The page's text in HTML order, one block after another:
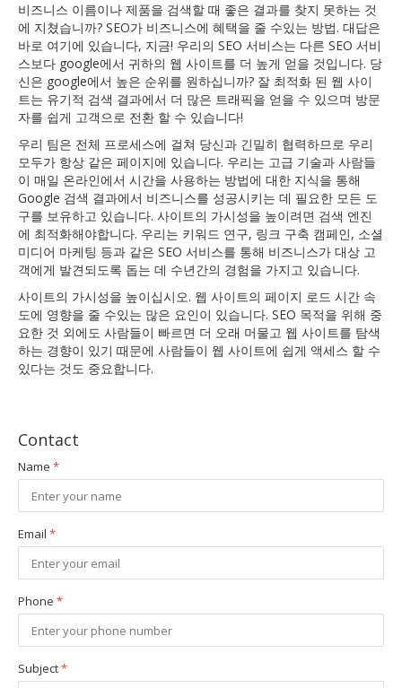
비즈니스 이름이나 제품을 검색할 때 좋은 결과를 찾지 못하는 것
에 지쳤습니까? SEO가 비즈니스에 혜택을 줄 수있는 방법. 대답은
바로 여기에 있습니다, 지금! 우리의 SEO 서비스는 다른 SEO 서비
스보다 google에서 귀하의 웹 사이트를 더 높게 얻을 것입니다. 당
신은 google에서 높은 순위를 원하십니까? 잘 최적화 된 웹 사이
트는 유기적 검색 결과에서 더 많은 트래픽을 얻을 수 있으며 방문
자를 쉽게 고객으로 전환 할 수 있습니다!
우리 팀은 전체 프로세스에 걸쳐 당신과 긴밀히 협력하므로 우리
모두가 항상 같은 페이지에 있습니다. 우리는 고급 기술과 사람들
이 매일 온라인에서 시간을 사용하는 방법에 대한 지식을 통해
Google 검색 결과에서 비즈니스를 성공시키는 데 필요한 모든 도
구를 보유하고 있습니다. 사이트의 가시성을 높이려면 검색 엔진
에 최적화해야합니다. 우리는 키워드 연구, 링크 구축 캠페인, 소셜
미디어 마케팅 등과 같은 SEO 서비스를 통해 비즈니스가 대상 고
객에게 발견되도록 돕는 데 수년간의 경험을 가지고 있습니다.
사이트의 가시성을 높이십시오. 웹 사이트의 페이지 로드 시간 속
도에 영향을 줄 수있는 많은 요인이 있습니다. SEO 목적을 위해 중
요한 것 외에도 사람들이 빠르면 더 오래 머물고 웹 사이트를 탐색
하는 경향이 있기 때문에 사람들이 웹 사이트에 쉽게 액세스 할 수
있다는 것도 중요합니다.
Contact
Name *
Email *
Phone *
Subject*